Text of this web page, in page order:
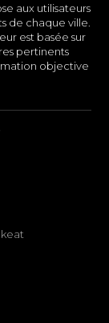
aux utilisateurs
de chaque ville.
est basée sur
pertinents
objective